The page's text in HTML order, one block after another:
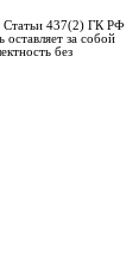
Статьи 437(2) ГК РФ
за собой
без